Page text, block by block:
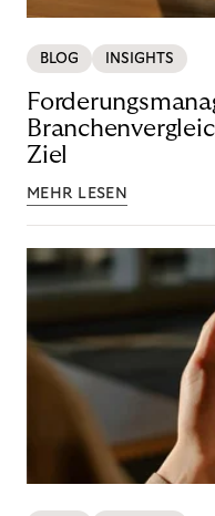
BLOG INSIGHTS
Ziel
MEHR LESEN